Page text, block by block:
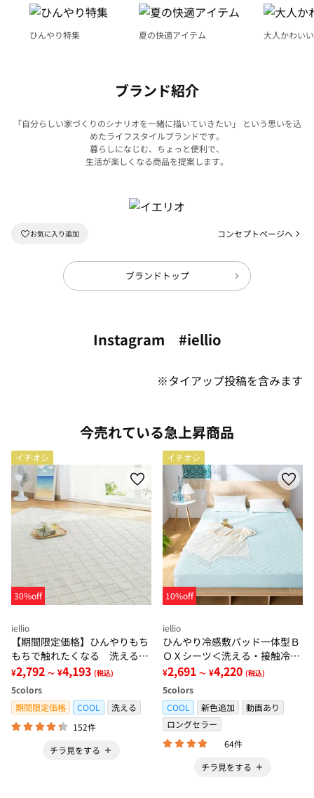
ひんやり特集 夏の快適アイテム 大人かわい
ブランド紹介
「自分らしい家づくりのシナリオを一緒に描いていきたい」 という思いを込
めたライフスタイルブランドです。
暮らしになじむ、ちょっと便利で、
生活が楽しくなる商品を提案します。
コンセプトページへ
ブランドトップ
Instagram #iellio
※タイアップ投稿を含みます
今売れている急上昇商品
イチオシ
30%off
iellio
【期間限定価格】ひんやりもち
もちで触れたくなる 洗えるラ
グ＜低反発・滑りにくい・接触
冷感・防ダニ・カーペット＞
¥2,792 ～ ¥4,193 (税込)
5colors
期間限定価格
COOL
洗える
152件
チラ見をする
イチオシ
10%off
iellio
ひんやり冷感敷パッド一体型Ｂ
ＯＸシーツ＜洗える・接触冷
感・抗菌防臭・時短・家事楽・
ボックスシーツ・寝苦しさ対策
＞
¥2,691 ～ ¥4,220 (税込)
5colors
COOL
新色追加
動画あり
ロングセラー
64件
チラ見をする